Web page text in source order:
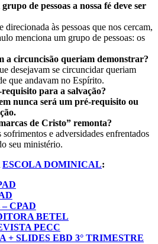
de pessoas a nossa fé deve ser
direcionada às pessoas que nos cercam,
menciona um grupo de pessoas: os
a circuncisão queriam demonstrar?
desejavam se circuncidar queriam
que andavam no Espírito.
para a salvação?
nunca será um pré-requisito ou
de Cristo” remonta?
sofrimentos e adversidades enfrentados
seu ministério.
ESCOLA DOMINICAL:
– CPAD
BETEL
PECC
+ SLIDES EBD 3° TRIMESTRE